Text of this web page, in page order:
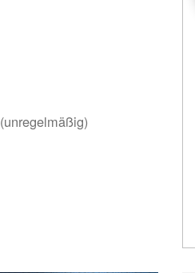
(unregelmäßig)